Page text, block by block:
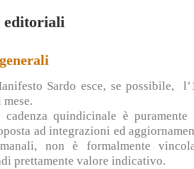
editoriali
Sardo esce, se possibile,
cadenza quindicinale è puramente
ad integrazioni ed
non è formalmente
prettamente valore indicativo.